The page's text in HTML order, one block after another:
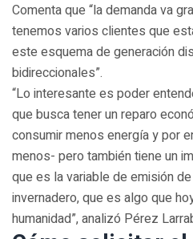
Comenta que “la demanda va
tenemos varios clientes que
este esquema de generación
bidireccionales”.
“Lo interesante es poder
que busca tener un reparo
consumir menos energía y por
menos- pero también tiene un
que es la variable de emisión
invernadero, que es algo que
humanidad”, analizó Pérez